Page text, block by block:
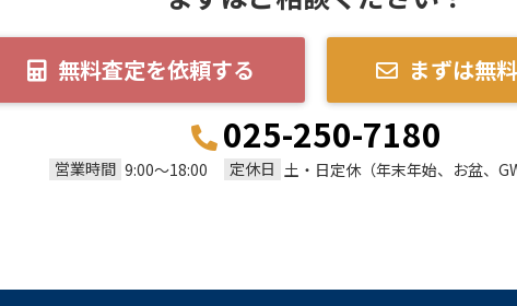
無料査定を依頼する まずは無
025-250-7180
営業時間 9:00～18:00 定休日 土・日定休（年末年始、お盆、